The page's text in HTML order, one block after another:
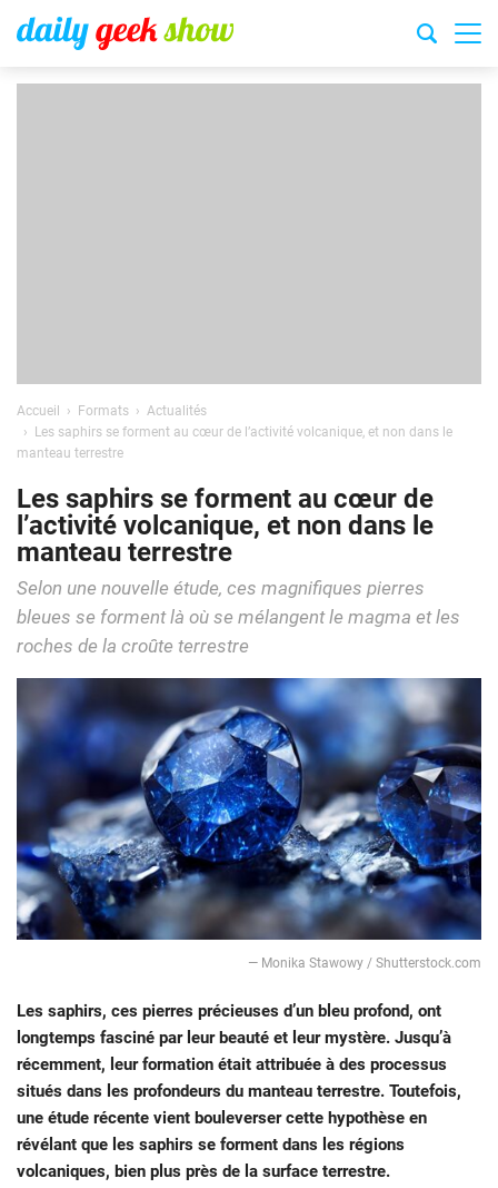
Accueil Formats
Actualités
Les saphirs se forment au cœur de l’activité volcanique, et non dans le
manteau terrestre
Les saphirs se forment au cœur de
l’activité volcanique, et non dans le
manteau terrestre
Selon une nouvelle étude, ces magnifiques pierres
bleues se forment là où se mélangent le magma et les
roches de la croûte terrestre
— Monika Stawowy / Shutterstock.com
Les saphirs, ces pierres précieuses d’un bleu profond, ont
longtemps fasciné par leur beauté et leur mystère. Jusqu’à
récemment, leur formation était attribuée à des processus
situés dans les profondeurs du manteau terrestre. Toutefois,
une étude récente vient bouleverser cette hypothèse en
révélant que les saphirs se forment dans les régions
volcaniques, bien plus près de la surface terrestre.